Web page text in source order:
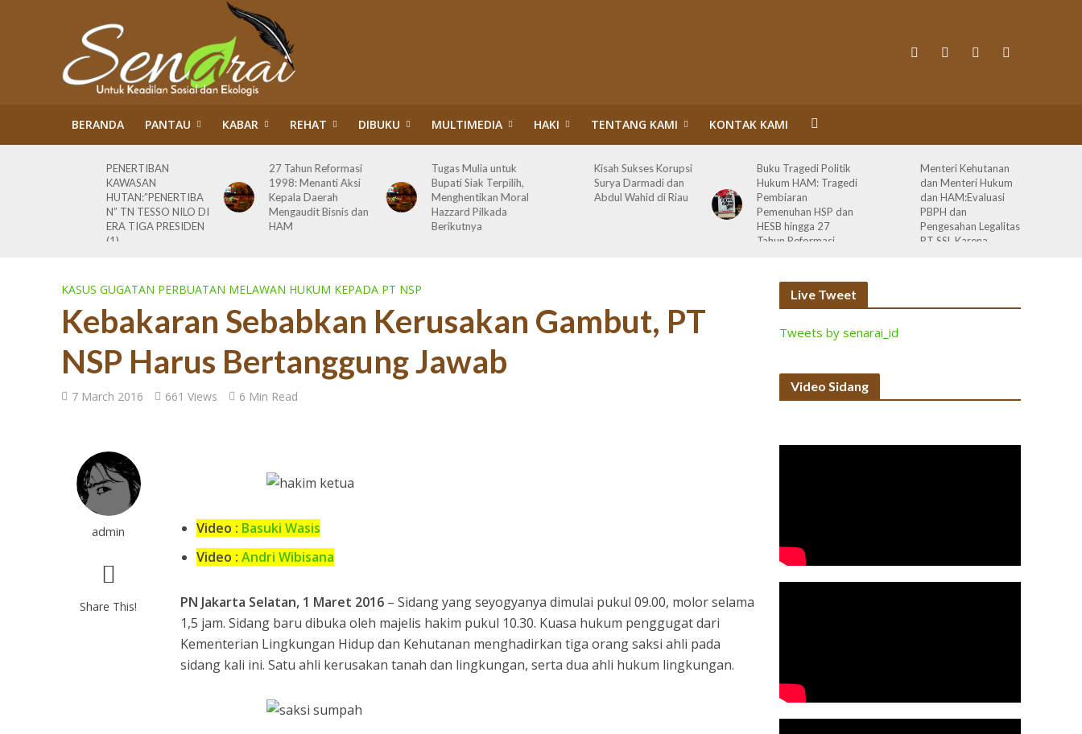
BERANDA PANTAU KABAR REHAT DIBUKU MULTIMEDIA HAKI TENTANG KAMI KONTAK KAMI
PENERTIBAN
KAWASAN
HUTAN:”PENERTIBA
N” TN TESSO NILO DI
ERA TIGA PRESIDEN
(1)
27 Tahun Reformasi
1998: Menanti Aksi
Kepala Daerah
Mengaudit Bisnis dan
HAM
Tugas Mulia untuk
Bupati Siak Terpilih,
Menghentikan Moral
Hazzard Pilkada
Berikutnya
Kisah Sukses Korupsi
Surya Darmadi dan
Abdul Wahid di Riau
Buku Tragedi Politik
Hukum HAM: Tragedi
Pembiaran
Pemenuhan HSP dan
HESB hingga 27
Tahun Reformasi
Menteri Kehutanan
dan Menteri Hukum
dan HAM:Evaluasi
PBPH dan
Pengesahan Legalitas
PT SSL Karena
KASUS GUGATAN PERBUATAN MELAWAN HUKUM KEPADA PT NSP
Kebakaran Sebabkan Kerusakan Gambut, PT
NSP Harus Bertanggung Jawab
7 March 2016 661 Views 6 Min Read
admin
Share This!
Video : Basuki Wasis
Video :Andri Wibisana
PN Jakarta Selatan, 1 Maret 2016 – Sidang yang seyogyanya dimulai pukul 09.00, molor selama
1,5 jam. Sidang baru dibuka oleh majelis hakim pukul 10.30. Kuasa hukum penggugat dari
Kementerian Lingkungan Hidup dan Kehutanan menghadirkan tiga orang saksi ahli pada
sidang kali ini. Satu ahli kerusakan tanah dan lingkungan, serta dua ahli hukum lingkungan.
Live Tweet
Tweets by senarai_id
Video Sidang